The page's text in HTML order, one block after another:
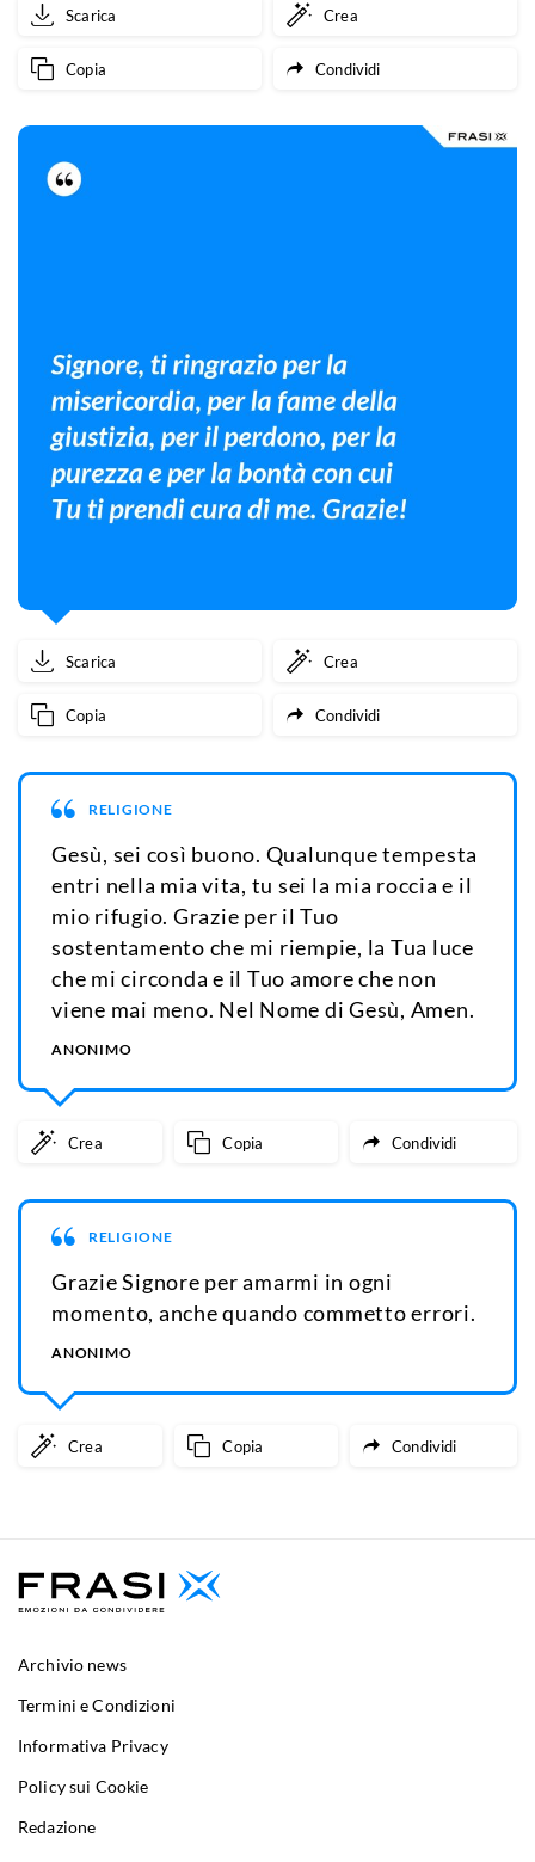
Scarica Crea
Copia Condividi
Scarica Crea
Copia Condividi
RELIGIONE
Gesù, sei così buono. Qualunque tempesta
entri nella mia vita, tu sei la mia roccia e il
mio rifugio. Grazie per il Tuo
sostentamento che mi riempie, la Tua luce
che mi circonda e il Tuo amore che non
viene mai meno. Nel Nome di Gesù, Amen.
ANONIMO
Crea Copia Condividi
RELIGIONE
Grazie Signore per amarmi in ogni
momento, anche quando commetto errori.
ANONIMO
Crea Copia Condividi
Archivio news
Termini e Condizioni
Informativa Privacy
Policy sui Cookie
Redazione